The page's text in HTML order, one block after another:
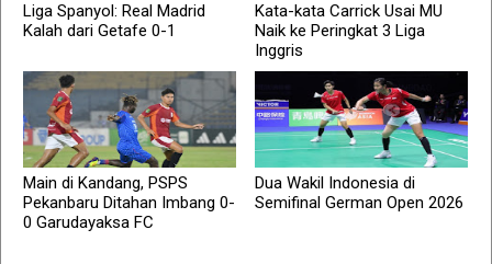
Liga Spanyol: Real Madrid
Kalah dari Getafe 0-1
Kata-kata Carrick Usai MU
Naik ke Peringkat 3 Liga
Inggris
Main di Kandang, PSPS
Pekanbaru Ditahan Imbang 0-
0 Garudayaksa FC
Dua Wakil Indonesia di
Semifinal German Open 2026